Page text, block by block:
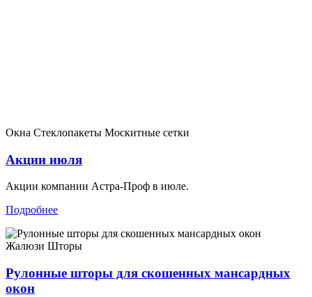
Окна Стеклопакеты Москитные сетки
Акции июля
Акции компании Астра-Проф в июле.
Подробнее
Жалюзи Шторы
Рулонные шторы для скошенных мансардных
окон